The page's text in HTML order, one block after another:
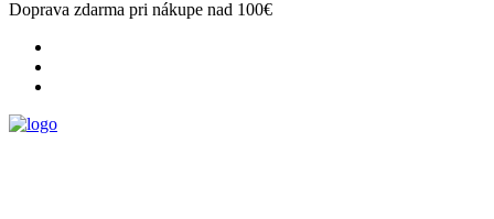
Doprava zdarma pri nákupe nad 100€